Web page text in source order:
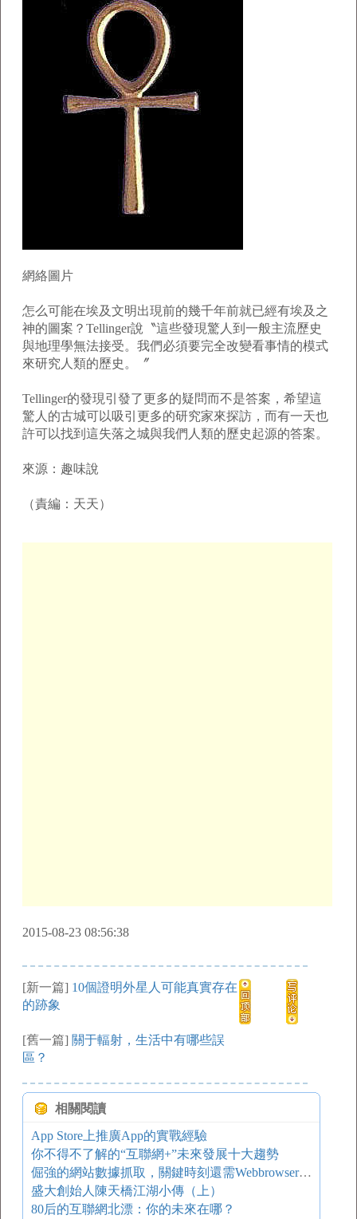
網絡圖片
怎么可能在埃及文明出現前的幾千年前就已經有埃及之
神的圖案？Tellinger說〝這些發現驚人到一般主流歷史
與地理學無法接受。我們必須要完全改變看事情的模式
來研究人類的歷史。〞
Tellinger的發現引發了更多的疑問而不是答案，希望這
驚人的古城可以吸引更多的研究家來探訪，而有一天也
許可以找到這失落之城與我們人類的歷史起源的答案。
來源：趣味說
（責編：天天）
2015-08-23 08:56:38
[新一篇] 10個證明外星人可能真實存在
的跡象
[舊一篇] 關于輻射，生活中有哪些誤
區？
相關閱讀
App Store上推廣App的實戰經驗
你不得不了解的“互聯網+”未來發展十大趨勢
倔強的網站數據抓取，關鍵時刻還需Webbrowser顯身手 - 施瓦小辛格
盛大創始人陳天橋江湖小傳（上）
80后的互聯網北漂：你的未來在哪？